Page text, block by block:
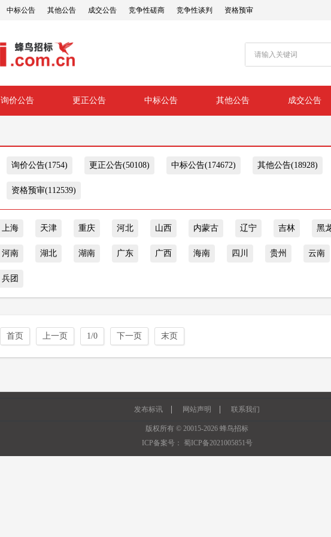
中标公告 其他公告 成交公告 竞争性磋商 竞争性谈判 资格预审
询价公告 更正公告 中标公告 其他公告 成交公告
询价公告(1754) 更正公告(50108) 中标公告(174672) 其他公告(18928)
资格预审(112539)
上海 天津 重庆 河北 山西 内蒙古 辽宁 吉林 黑
河南 湖北 湖南 广东 广西 海南 四川 贵州 云南
兵团
首页 上一页 1/0 下一页 末页
发布标讯 网站声明 联系我们
版权所有 © 20015-2026 蜂鸟招标
ICP备案号： 蜀ICP备2021005851号